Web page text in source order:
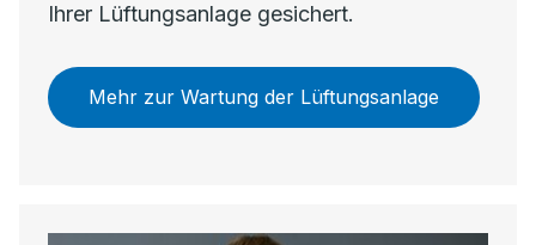
Ihrer Lüftungsanlage gesichert.
Mehr zur Wartung der Lüftungsanlage